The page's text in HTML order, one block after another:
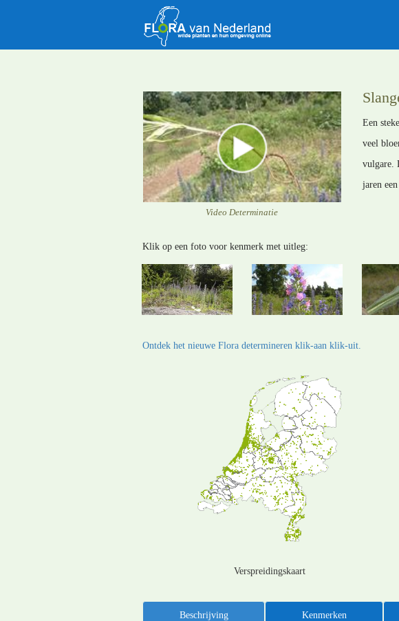
Video Determinatie
Een
veel
vulgare.
jaren
Klik op een foto voor kenmerk met uitleg:
Ontdek het nieuwe Flora determineren klik-aan klik-uit.
Verspreidingskaart
Beschrijving Kenmerken